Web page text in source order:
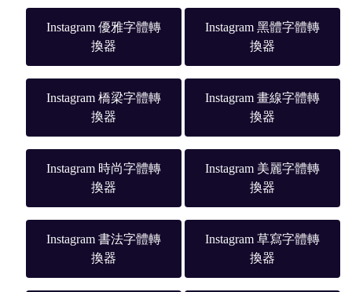
Instagram 優雅字體轉
換器
Instagram 黑體字體轉
換器
Instagram 橋梁字體轉
換器
Instagram 畫線字體轉
換器
Instagram 時尚字體轉
換器
Instagram 美麗字體轉
換器
Instagram 書法字體轉
換器
Instagram 草寫字體轉
換器